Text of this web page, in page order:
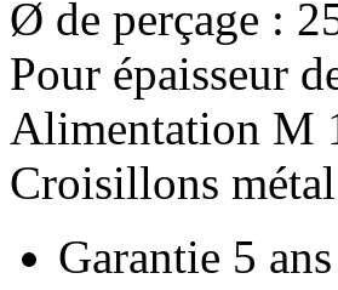
Ø de perçage :
Pour épaisseur
Alimentation M
Croisillons métal
Garantie 5 ans